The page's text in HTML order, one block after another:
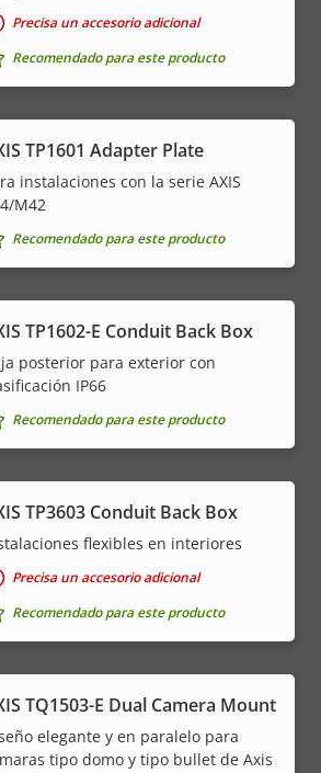
Precisa un accesorio adicional
Recomendado para este producto
TP1601 Adapter Plate
instalaciones con la serie AXIS
M42
Recomendado para este producto
TP1602-E Conduit Back Box
posterior para exterior con
IP66
Recomendado para este producto
TP3603 Conduit Back Box
flexibles en interiores
Precisa un accesorio adicional
Recomendado para este producto
TQ1503-E Dual Camera Mount
elegante y en paralelo para
tipo domo y tipo bullet de Axis